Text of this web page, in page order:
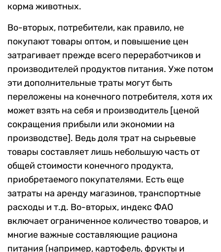
корма животных.
Во-вторых, потребители, как правило, не
покупают товары оптом, и повышение цен
затрагивает прежде всего переработчиков и
производителей продуктов питания. Уже потом
эти дополнительные траты могут быть
переложены на конечного потребителя, хотя их
может взять на себя и производитель [ценой
сокращения прибыли или экономии на
производстве]. Ведь доля трат на сырьевые
товары составляет лишь небольшую часть от
общей стоимости конечного продукта,
приобретаемого покупателями. Есть еще
затраты на аренду магазинов, транспортные
расходы и т.д. Во-вторых, индекс ФАО
включает ограниченное количество товаров, и
многие важные составляющие рациона
питания (например, картофель, фрукты и